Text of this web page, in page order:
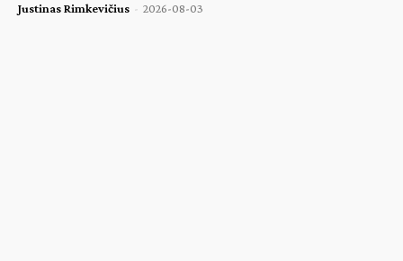
Justinas Rimkevičius - 2026-08-03